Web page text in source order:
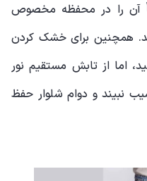
آن را در محفظه مخصوص
همچنین برای خشک کردن
اما از تابش مستقیم نور
نبیند و دوام شلوار حفظ